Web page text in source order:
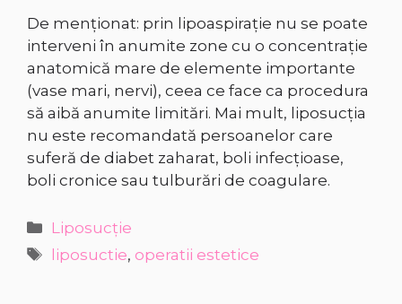
De menționat: prin lipoaspiraţie nu se poate
interveni în anumite zone cu o concentraţie
anatomică mare de elemente importante
(vase mari, nervi), ceea ce face ca procedura
să aibă anumite limitări. Mai mult, liposucția
nu este recomandată persoanelor care
suferă de diabet zaharat, boli infecțioase,
boli cronice sau tulburări de coagulare.
Categorii
Liposucție
Etichete
liposuctie, operatii estetice